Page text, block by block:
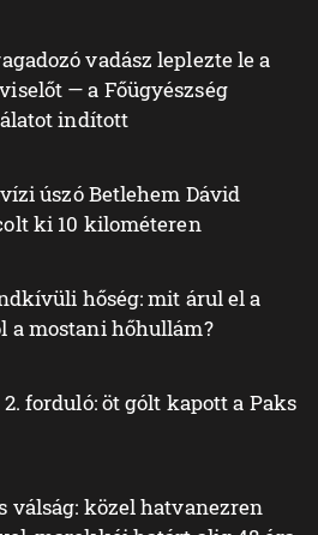
vadász leplezte le a
— a Főügyészség
indított
úszó Betlehem Dávid
ki 10 kilométeren
hőség: mit árul el a
a mostani hőhullám?
forduló: öt gólt kapott a Paks
válság: közel hatvanezren